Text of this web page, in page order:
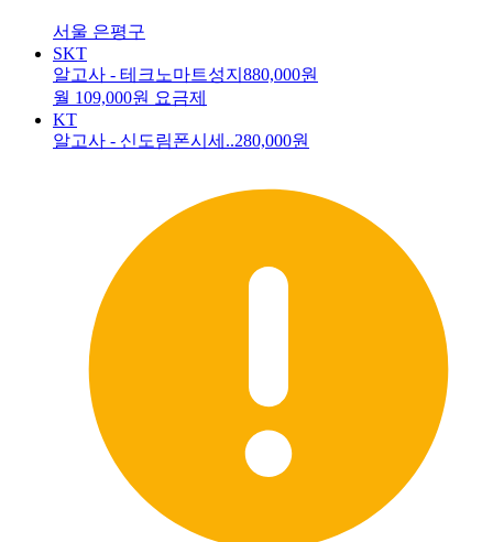
서울 은평구
SKT
알고사 - 테크노마트성지 880,000원
월 109,000원 요금제
KT
알고사 - 신도림폰시세..280,000원